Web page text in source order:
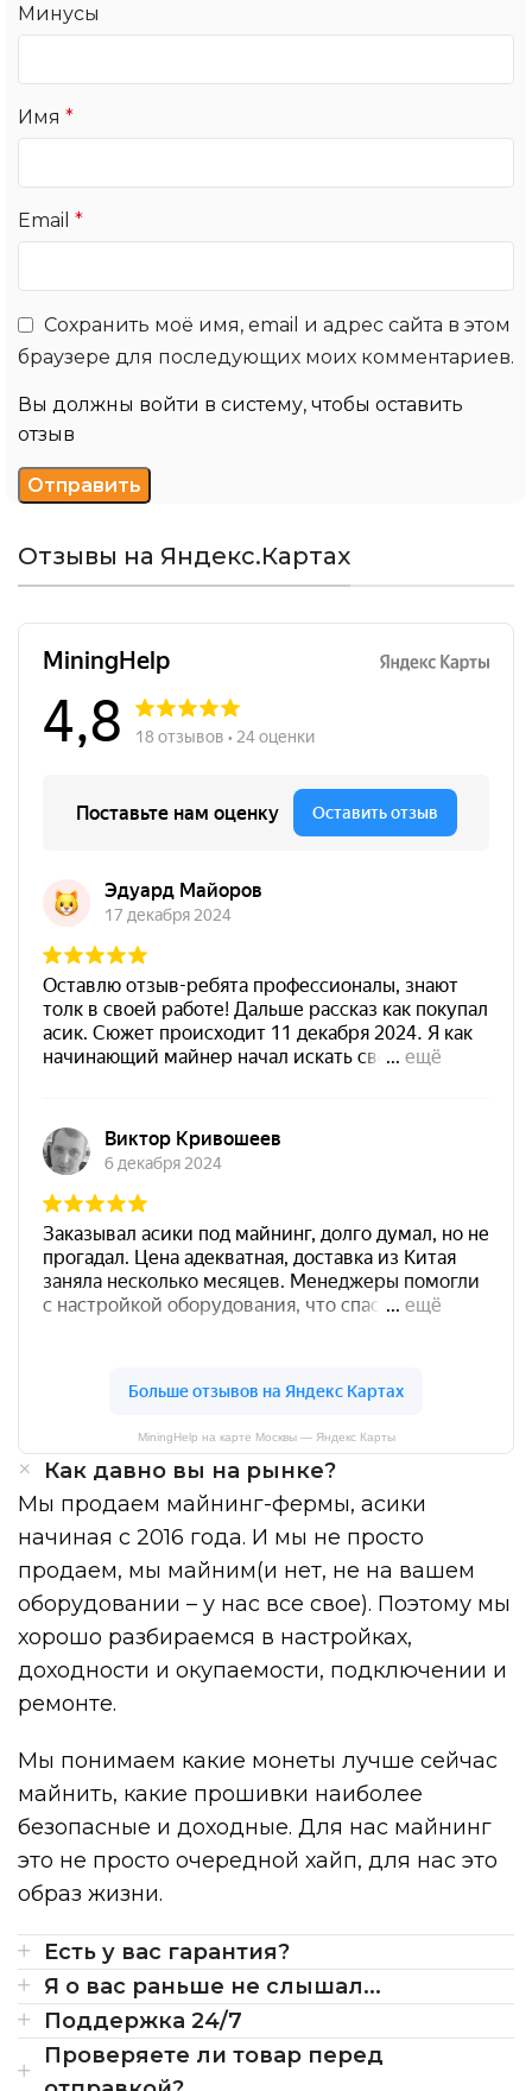
Минусы
Имя *
Email *
Сохранить моё имя, email и адрес сайта в этом
браузере для последующих моих комментариев.
Вы должны войти в систему, чтобы оставить
отзыв
Отзывы на Яндекс.Картах
MiningHelp на карте Москвы — Яндекс Карты
Как давно вы на рынке?
Мы продаем майнинг-фермы, асики
начиная с 2016 года. И мы не просто
продаем, мы майним(и нет, не на вашем
оборудовании – у нас все свое). Поэтому мы
хорошо разбираемся в настройках,
доходности и окупаемости, подключении и
ремонте.
Мы понимаем какие монеты лучше сейчас
майнить, какие прошивки наиболее
безопасные и доходные. Для нас майнинг
это не просто очередной хайп, для нас это
образ жизни.
Есть у вас гарантия?
Я о вас раньше не слышал...
Поддержка 24/7
Проверяете ли товар перед